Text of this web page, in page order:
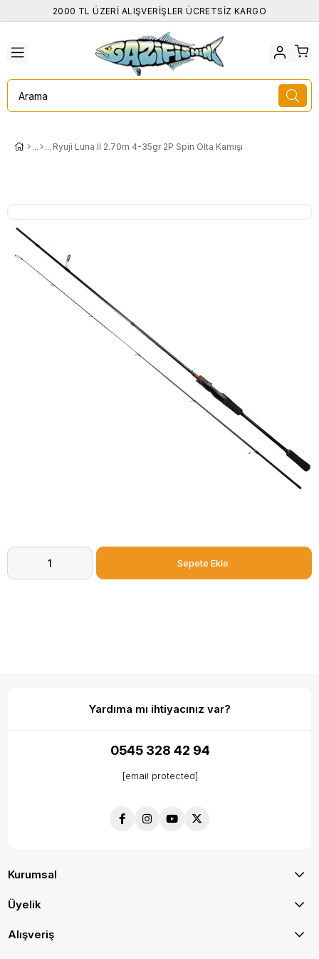
2000 TL ÜZERİ ALIŞVERİŞLER ÜCRETSİZ KARGO
Ryuji Luna II 2.70m 4-35gr 2P Spin Olta Kamışı
Yardıma mı ihtiyacınız var?
0545 328 42 94
[email protected]
Kurumsal
Üyelik
Alışveriş